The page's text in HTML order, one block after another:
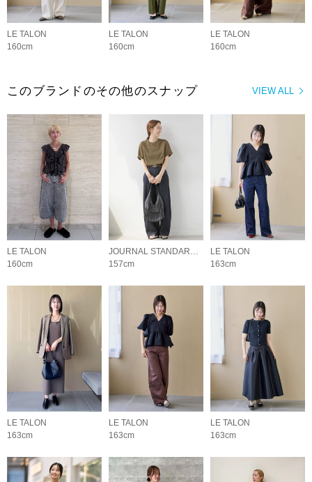
LE TALON
160cm
LE TALON
160cm
LE TALON
160cm
VIEW ALL
このブランドのその他のスナップ
LE TALON
160cm
JOURNAL STANDARD relume LADYS
157cm
LE TALON
163cm
LE TALON
163cm
LE TALON
163cm
LE TALON
163cm